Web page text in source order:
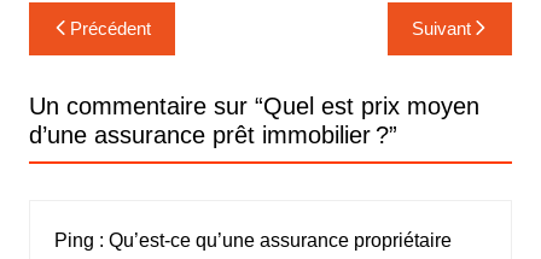
Navigation
de
l’article
Précédent Suivant
Un commentaire sur “Quel est prix moyen
d’une assurance prêt immobilier ?”
Ping : Qu’est-ce qu’une assurance propriétaire